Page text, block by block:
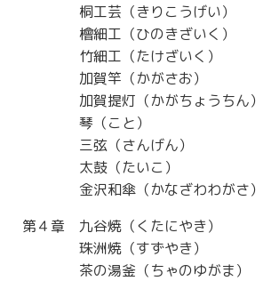
桐工芸（きりこうげい）
檜細工（ひのきざいく）
竹細工（たけざいく）
加賀竿（かがさお）
加賀提灯（かがちょうちん）
琴（こと）
三弦（さんげん）
太鼓（たいこ）
金沢和傘（かなざわわがさ）
第４章 九谷焼（くたにやき）
珠洲焼（すずやき）
茶の湯釜（ちゃのゆがま）